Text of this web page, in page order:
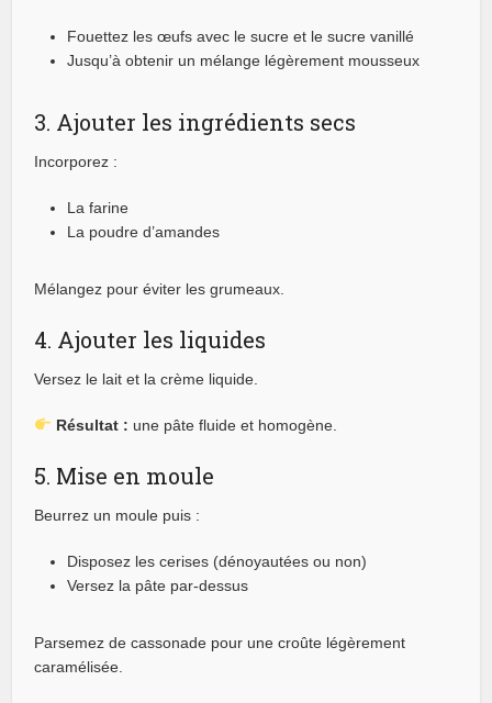
Fouettez les œufs avec le sucre et le sucre vanillé
Jusqu’à obtenir un mélange légèrement mousseux
3. Ajouter les ingrédients secs
Incorporez :
La farine
La poudre d’amandes
Mélangez pour éviter les grumeaux.
4. Ajouter les liquides
Versez le lait et la crème liquide.
Résultat : une pâte fluide et homogène.
5. Mise en moule
Beurrez un moule puis :
Disposez les cerises (dénoyautées ou non)
Versez la pâte par-dessus
Parsemez de cassonade pour une croûte légèrement
caramélisée.